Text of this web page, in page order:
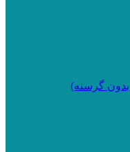
بدون گرسنه)